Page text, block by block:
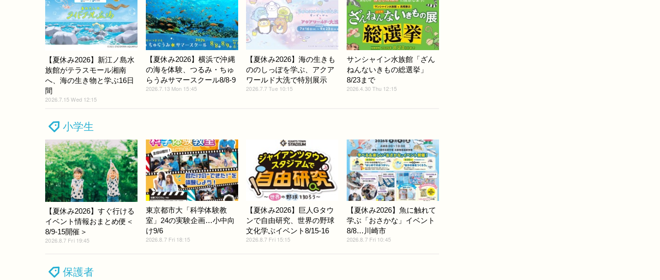
【夏休み2026】新江ノ島水
族館がテラスモール湘南
へ、海の生き物と学ぶ16日
間
2026.7.15 Wed 12:15
【夏休み2026】横浜で沖縄
の海を体験、つるみ・ちゅ
らうみサマースクール8/8-9
2026.7.13 Mon 15:45
【夏休み2026】海の生きも
ののしっぽを学ぶ、アクア
ワールド大洗で特別展示
2026.7.7 Tue 10:15
サンシャイン水族館「ざん
ねんないきもの総選挙」
8/23まで
2026.4.30 Thu 12:15
小学生
【夏休み2026】すぐ行ける
イベント情報おまとめ便＜
8/9-15開催＞
2026.8.7 Fri 19:45
東京都市大「科学体験教
室」24の実験企画…小中向
け9/6
2026.8.7 Fri 18:15
【夏休み2026】巨人Gタウ
ンで自由研究、世界の野球
文化学ぶイベント8/15-16
2026.8.7 Fri 15:15
【夏休み2026】魚に触れて
学ぶ「おさかな」イベント
8/8…川崎市
2026.8.7 Fri 10:45
保護者